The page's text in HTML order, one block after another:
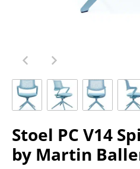
Stoel PC V14
by Martin